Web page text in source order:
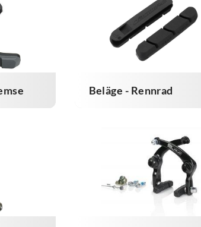
Beläge - Rennrad